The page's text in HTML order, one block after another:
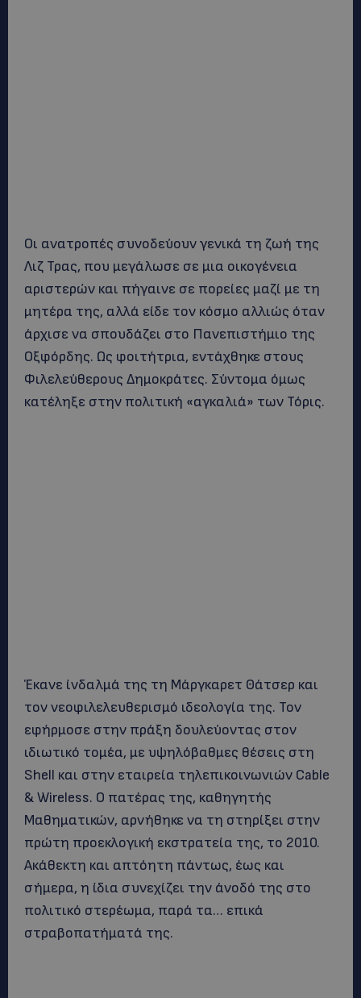
Οι ανατροπές συνοδεύουν γενικά τη ζωή της
Λιζ Τρας, που μεγάλωσε σε μια οικογένεια
αριστερών και πήγαινε σε πορείες μαζί με τη
μητέρα της, αλλά είδε τον κόσμο αλλιώς όταν
άρχισε να σπουδάζει στο Πανεπιστήμιο της
Οξφόρδης. Ως φοιτήτρια, εντάχθηκε στους
Φιλελεύθερους Δημοκράτες. Σύντομα όμως
κατέληξε στην πολιτική «αγκαλιά» των Τόρις.
Έκανε ίνδαλμά της τη Μάργκαρετ Θάτσερ και
τον νεοφιλελευθερισμό ιδεολογία της. Τον
εφήρμοσε στην πράξη δουλεύοντας στον
ιδιωτικό τομέα, με υψηλόβαθμες θέσεις στη
Shell και στην εταιρεία τηλεπικοινωνιών Cable
& Wireless. Ο πατέρας της, καθηγητής
Μαθηματικών, αρνήθηκε να τη στηρίξει στην
πρώτη προεκλογική εκστρατεία της, το 2010.
Ακάθεκτη και απτόητη πάντως, έως και
σήμερα, η ίδια συνεχίζει την άνοδό της στο
πολιτικό στερέωμα, παρά τα… επικά
στραβοπατήματά της.